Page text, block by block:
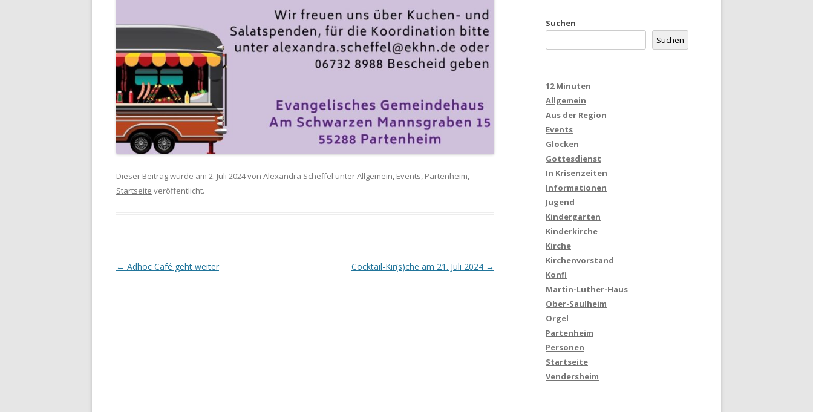
Dieser Beitrag wurde am 2. Juli 2024von Alexandra Scheffel unterAllgemein, Events, Partenheim,
Startseite veröffentlicht.
Beitrags-
← Adhoc Café geht weiter Cocktail-Kir(s)che am 21. Juli 2024 →
Suchen
Suchen
12 Minuten
Allgemein
Aus der Region
Events
Glocken
Gottesdienst
In Krisenzeiten
Informationen
Jugend
Kindergarten
Kinderkirche
Kirche
Kirchenvorstand
Konfi
Martin-Luther-Haus
Ober-Saulheim
Orgel
Partenheim
Personen
Startseite
Vendersheim